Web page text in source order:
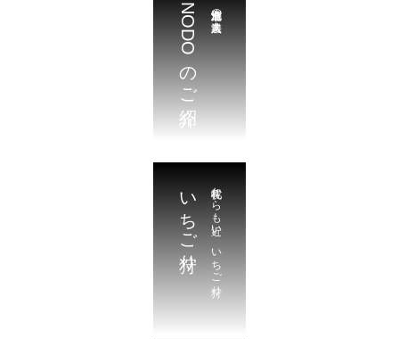
北海道江別市の農業法人
NODOのご紹介
札幌からも近い。いちご狩り
いちご狩り